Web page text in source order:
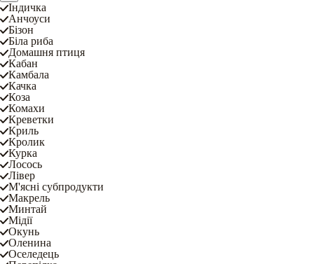
Індичка
Анчоуси
Бізон
Біла риба
Домашня птиця
Кабан
Камбала
Качка
Коза
Комахи
Креветки
Криль
Кролик
Курка
Лосось
Лівер
М'ясні субпродукти
Макрель
Минтай
Мідії
Окунь
Оленина
Оселедець